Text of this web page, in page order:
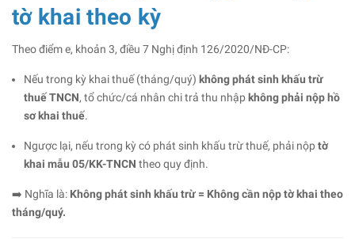
tờ khai theo kỳ
Theo điểm e, khoản 3, điều 7 Nghị định 126/2020/NĐ-CP:
Nếu trong kỳ khai thuế (tháng/quý) không phát sinh khấu trừ
thuế TNCN, tổ chức/cá nhân chi trả thu nhập không phải nộp hồ
sơ khai thuế.
Ngược lại, nếu trong kỳ có phát sinh khấu trừ thuế, phải nộptờ
khai mẫu 05/KK-TNCN theo quy định.
➡️ Nghĩa là: Không phát sinh khấu trừ = Không cần nộp tờ khai theo
tháng/quý.